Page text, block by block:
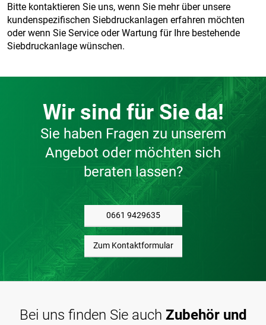
Bitte kontaktieren Sie uns, wenn Sie mehr über unsere
kundenspezifischen Siebdruckanlagen erfahren möchten
oder wenn Sie Service oder Wartung für Ihre bestehende
Siebdruckanlage wünschen.
Wir sind für Sie da!
Sie haben Fragen zu unserem
Angebot oder möchten sich
beraten lassen?
0661 9429635
Zum Kontaktformular
Bei uns finden Sie auch Zubehör und